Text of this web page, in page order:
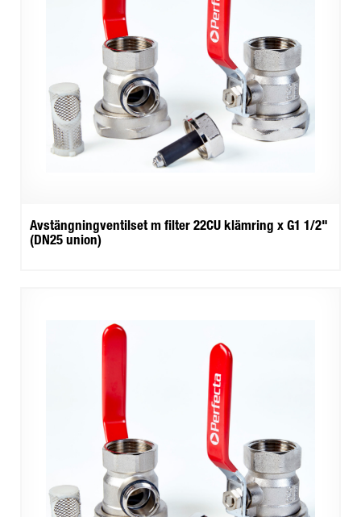
Avstängningventilset m filter 22CU klämring x G1 1/2"
(DN25 union)